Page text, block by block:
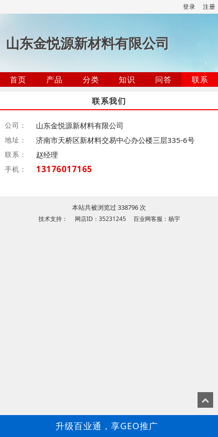
登录 注册
山东金悦源新材料有限公司
首页 产品 分类 知识 问答
联系
联系我们
公司： 山东金悦源新材料有限公司
地址： 济南市天桥区新材料交易中心办公楼三层335-6号
联系： 赵经理
手机： 13176017165
本站共被浏览过 338796 次
技术支持： 网店ID：35231245 百业网客服：杨宇
升级百业通，享GEO推广